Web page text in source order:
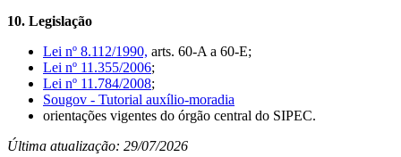
10. Legislação
Lei nº 8.112/1990, arts. 60-A a 60-E;
Lei nº 11.355/2006;
Lei nº 11.784/2008;
Sougov - Tutorial auxílio-moradia
orientações vigentes do órgão central do SIPEC.
Última atualização: 29/07/2026